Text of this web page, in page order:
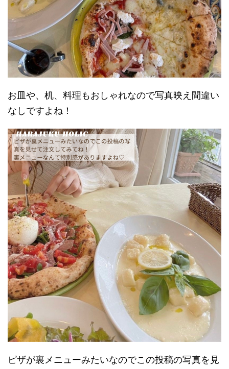
お皿や、机、料理もおしゃれなので写真映え間違い
なしですよね！
ピザが裏メニューみたいなのでこの投稿の写真を見